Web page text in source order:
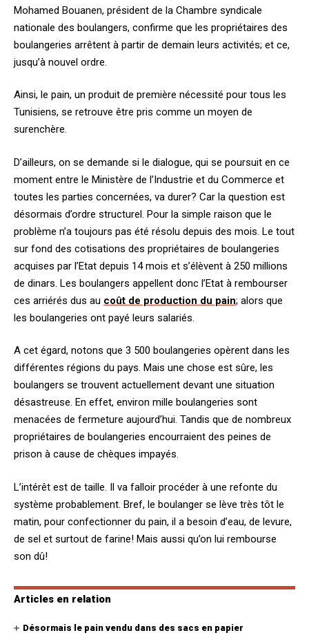
Mohamed Bouanen, président de la Chambre syndicale
nationale des boulangers, confirme que les propriétaires des
boulangeries arrêtent à partir de demain leurs activités; et ce,
jusqu’à nouvel ordre.
Ainsi, le pain, un produit de première nécessité pour tous les
Tunisiens, se retrouve être pris comme un moyen de
surenchère.
D’ailleurs, on se demande si le dialogue, qui se poursuit en ce
moment entre le Ministère de l’Industrie et du Commerce et
toutes les parties concernées, va durer? Car la question est
désormais d’ordre structurel. Pour la simple raison que le
problème n’a toujours pas été résolu depuis des mois. Le tout
sur fond des cotisations des propriétaires de boulangeries
acquises par l’Etat depuis 14 mois et s’élèvent à 250 millions
de dinars. Les boulangers appellent donc l’Etat à rembourser
ces arriérés dus au coût de production du pain; alors que
les boulangeries ont payé leurs salariés.
A cet égard, notons que 3 500 boulangeries opèrent dans les
différentes régions du pays. Mais une chose est sûre, les
boulangers se trouvent actuellement devant une situation
désastreuse. En effet, environ mille boulangeries sont
menacées de fermeture aujourd’hui. Tandis que de nombreux
propriétaires de boulangeries encourraient des peines de
prison à cause de chèques impayés.
L’intérêt est de taille. Il va falloir procéder à une refonte du
système probablement. Bref, le boulanger se lève très tôt le
matin, pour confectionner du pain, il a besoin d’eau, de levure,
de sel et surtout de farine! Mais aussi qu’on lui rembourse
son dû!
Articles en relation
Désormais le pain vendu dans des sacs en papier